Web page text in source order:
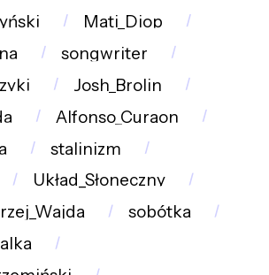
Mati_Diop
songwriter
Josh_Brolin
Alfonso_Curaon
stalinizm
Układ_Słoneczny
sobótka